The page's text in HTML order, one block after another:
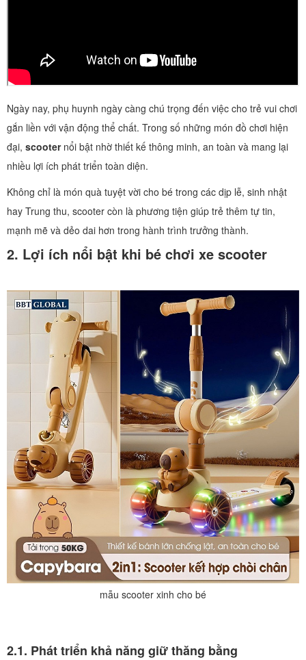
Ngày nay, phụ huynh ngày càng chú trọng đến việc cho trẻ vui chơi
gắn liền với vận động thể chất. Trong số những món đồ chơi hiện
đại, scooter nổi bật nhờ thiết kế thông minh, an toàn và mang lại
nhiều lợi ích phát triển toàn diện.
Không chỉ là món quà tuyệt vời cho bé trong các dịp lễ, sinh nhật
hay Trung thu, scooter còn là phương tiện giúp trẻ thêm tự tin,
mạnh mẽ và dẻo dai hơn trong hành trình trưởng thành.
2. Lợi ích nổi bật khi bé chơi xe scooter
mẫu scooter xinh cho bé
2.1. Phát triển khả năng giữ thăng bằng